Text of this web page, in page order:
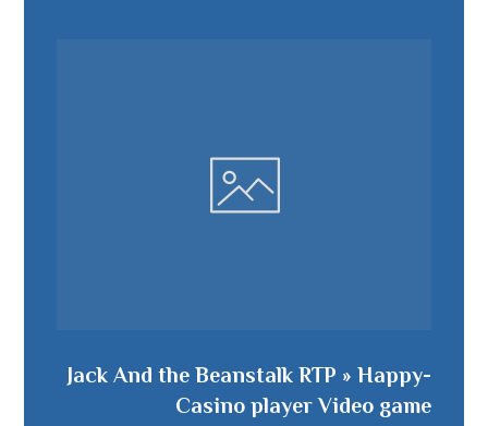
Jack And the Beanstalk RTP » Happy-
Casino player Video game